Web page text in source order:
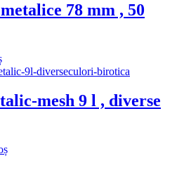
78 mm , 50
mesh 9 l , diverse